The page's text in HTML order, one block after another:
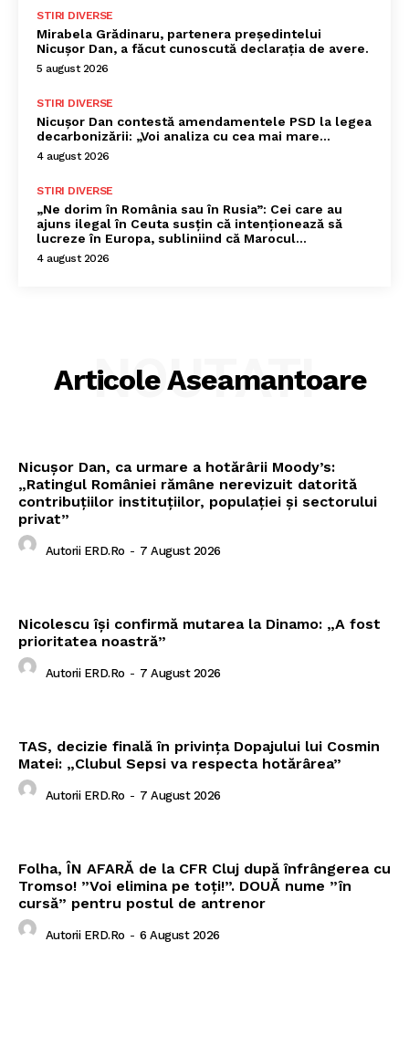
STIRI DIVERSE
Mirabela Grădinaru, partenera președintelui
Nicușor Dan, a făcut cunoscută declarația de avere.
5 august 2026
STIRI DIVERSE
Nicușor Dan contestă amendamentele PSD la legea
decarbonizării: „Voi analiza cu cea mai mare…
4 august 2026
STIRI DIVERSE
„Ne dorim în România sau în Rusia”: Cei care au
ajuns ilegal în Ceuta susțin că intenționează să
lucreze în Europa, subliniind că Marocul...
4 august 2026
Articole Aseamantoare
NOUTATI
Nicușor Dan, ca urmare a hotărârii Moody’s:
„Ratingul României rămâne nerevizuit datorită
contribuțiilor instituțiilor, populației și sectorului
privat”
Autorii ERD.ro - 7 August 2026
Nicolescu își confirmă mutarea la Dinamo: „A fost
prioritatea noastră”
Autorii ERD.ro - 7 August 2026
TAS, decizie finală în privința Dopajului lui Cosmin
Matei: „Clubul Sepsi va respecta hotărârea”
Autorii ERD.ro - 7 August 2026
Folha, ÎN AFARĂ de la CFR Cluj după înfrângerea cu
Tromso! ”Voi elimina pe toți!”. DOUĂ nume ”în
cursă” pentru postul de antrenor
Autorii ERD.ro - 6 August 2026